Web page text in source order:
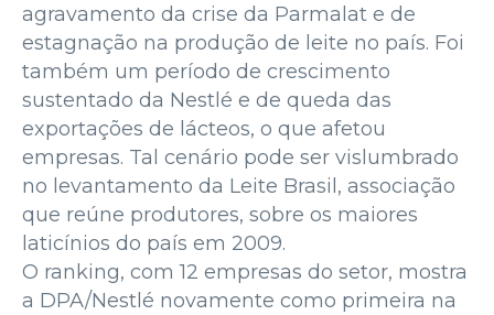
agravamento da crise da Parmalat e de
estagnação na produção de leite no país. Foi
também um período de crescimento
sustentado da Nestlé e de queda das
exportações de lácteos, o que afetou
empresas. Tal cenário pode ser vislumbrado
no levantamento da Leite Brasil, associação
que reúne produtores, sobre os maiores
laticínios do país em 2009.
O ranking, com 12 empresas do setor, mostra
a DPA/Nestlé novamente como primeira na